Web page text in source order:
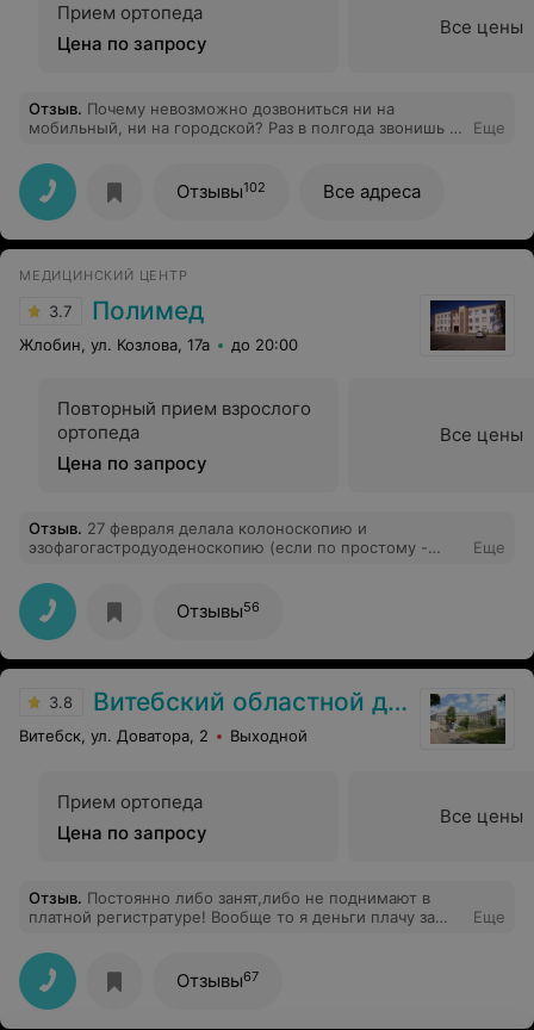
Прием ортопеда
Цена по запросу
Все цены
Отзыв. Почему невозможно дозвониться ни на
мобильный, ни на городской? Раз в полгода звонишь -
люди пойдут в другой центр!
Еще
Отзывы102 Все адреса
МЕДИЦИНСКИЙ ЦЕНТР
3.7 Полимед
Жлобин, ул. Козлова, 17а до 20:00
Повторный прием взрослого
ортопеда
Цена по запросу
Все цены
Отзыв. 27 февраля делала колоноскопию и
эзофагогастродуоденоскопию (если по простому -
Никаких неприятных ощущений не было. Заснула и
проснулась уже обследованная. Все кто боится этих
процедур, как я, обращайтесь в МЦ " Полимед" к
доктору Ковалевич Антону Ивановичу. Замечательные
медсестры и конечно анестезиолог. Огромное всем
Еще
Отзывы56
3.8 Витебский областной диагностический центр
Витебск, ул. Доватора, 2 Выходной
Прием ортопеда
Цена по запросу
Все цены
Отзыв. Постоянно либо занят,либо не поднимают в
платной регистратуре! Вообще то я деньги плачу за
Еще
Отзывы67